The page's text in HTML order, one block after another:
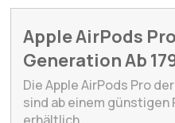
Apple AirPods
Generation Ab
Die Apple AirPods Pro
sind ab einem günstigen